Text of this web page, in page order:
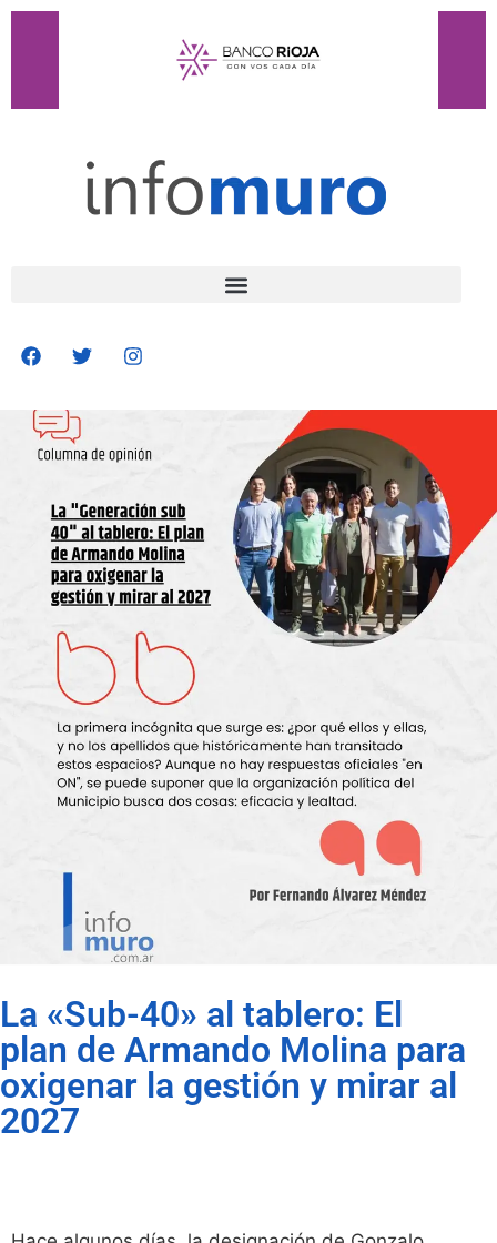
La «Sub-40» al tablero: El
plan de Armando Molina para
oxigenar la gestión y mirar al
2027